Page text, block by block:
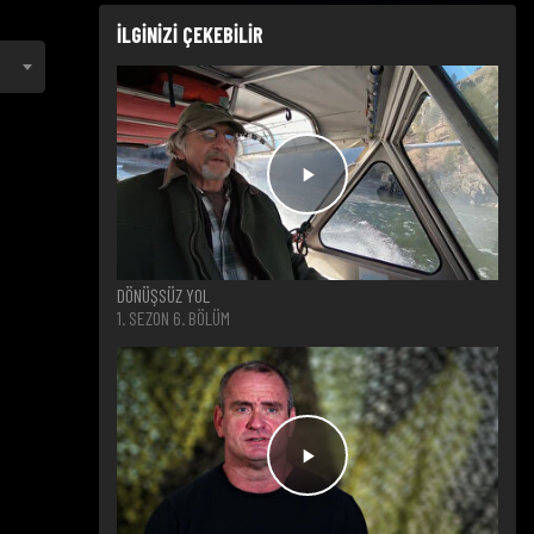
İLGİNİZİ ÇEKEBİLİR
DÖNÜŞSÜZ YOL
1. SEZON 6. BÖLÜM